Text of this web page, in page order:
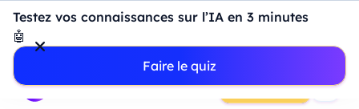
Testez vos connaissances sur l’IA en 3 minutes
🤖
Faire le quiz
Introduction à Power BI : construisez votre premier
dashboard de A à Z
- Mardi 11 Août
18h00
Professionnels
Étudiants Parents Entreprises
Prendre RDV